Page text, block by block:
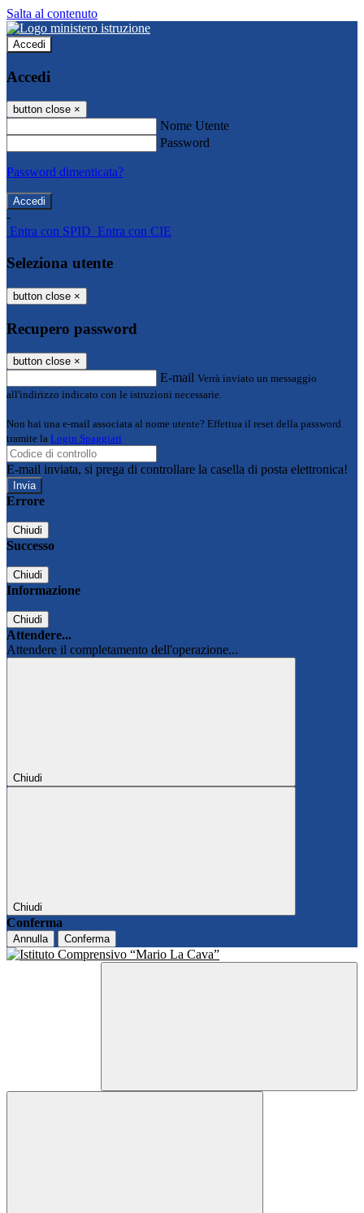
Salta al contenuto
Accedi
Accedi
button close ×
Nome Utente
Password
Password dimenticata?
-
Entra con SPID Entra con CIE
Seleziona utente
button close ×
Recupero password
button close ×
E-mail Verrà inviato un messaggio
all'indirizzo indicato con le istruzioni necessarie.
Non hai una e-mail associata al nome utente? Effettua il reset della password
tramite la Login Spaggiari
E-mail inviata, si prega di controllare la casella di posta elettronica!
Errore
Chiudi
Successo
Chiudi
Informazione
Chiudi
Attendere...
Attendere il completamento dell'operazione...
Chiudi
Chiudi
Conferma
Annulla Conferma